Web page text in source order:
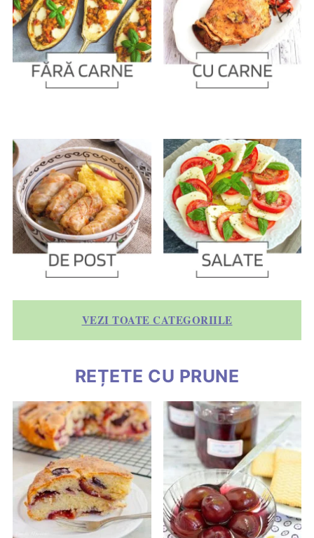
VEZI TOATE CATEGORIILE
REȚETE CU PRUNE